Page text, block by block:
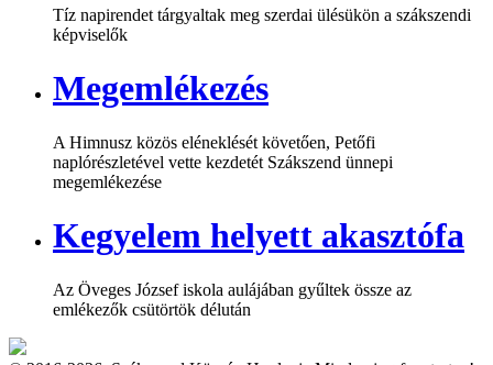
Tíz napirendet tárgyaltak meg szerdai ülésükön a szákszendi
képviselők
Megemlékezés
A Himnusz közös eléneklését követően, Petőfi
naplórészletével vette kezdetét Szákszend ünnepi
megemlékezése
Kegyelem helyett akasztófa
Az Öveges József iskola aulájában gyűltek össze az
emlékezők csütörtök délután